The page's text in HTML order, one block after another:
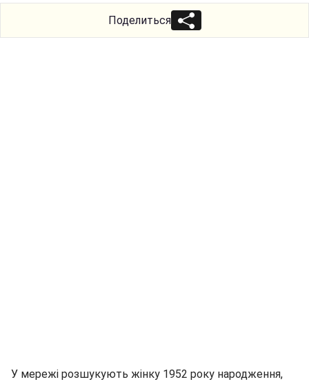
Поделиться
У мережі розшукують жінку 1952 року народження,